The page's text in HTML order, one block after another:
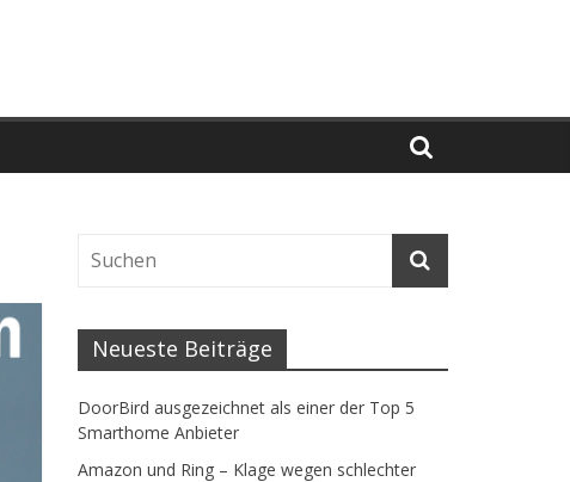
Neueste Beiträge
DoorBird ausgezeichnet als einer der Top 5
Smarthome Anbieter
Amazon und Ring – Klage wegen schlechter